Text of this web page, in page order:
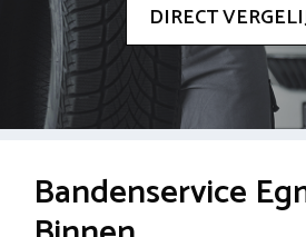
DIRECT
Bandenservice